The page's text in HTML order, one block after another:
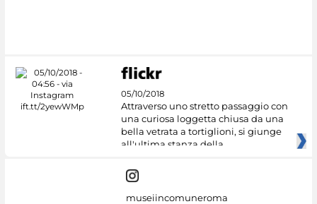
05/10/2018
Attraverso uno stretto passaggio con
una curiosa loggetta chiusa da una
bella vetrata a tortiglioni, si giunge
all'ultima stanza della
museiincomuneroma